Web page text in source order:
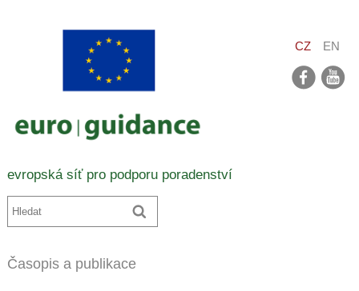
evropská síť pro podporu poradenství
CZ EN
Časopis a publikace